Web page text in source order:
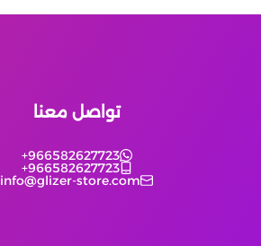
تواصل معنا
+966582627723
+966582627723
info@glizer-store.com